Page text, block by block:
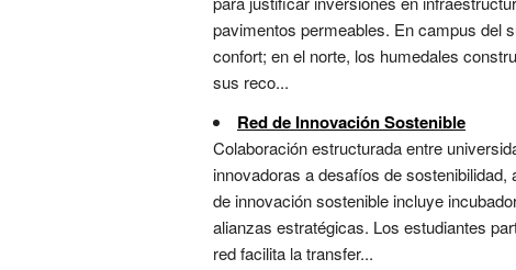
pavimentos permeables. En campus del
confort; en el norte, los humedales
sus reco...
Red de Innovación Sostenible
Colaboración estructurada entre
innovadoras a desafíos de
de innovación sostenible incluye
alianzas estratégicas. Los estudiantes
red facilita la transfer...